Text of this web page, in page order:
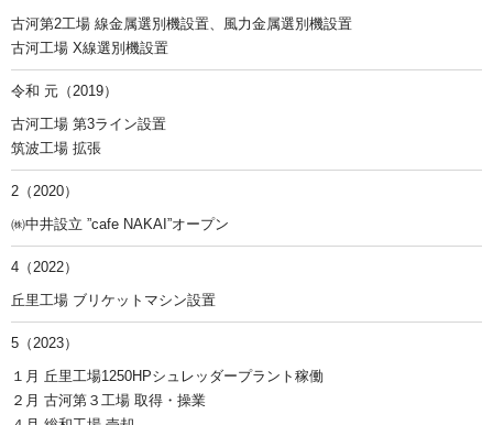
古河第2工場 線金属選別機設置、風力金属選別機設置
古河工場 X線選別機設置
令和 元（2019）
古河工場 第3ライン設置
筑波工場 拡張
2（2020）
㈱中井設立 ”cafe NAKAI”オープン
4（2022）
丘里工場 ブリケットマシン設置
5（2023）
１月 丘里工場1250HPシュレッダープラント稼働
２月 古河第３工場 取得・操業